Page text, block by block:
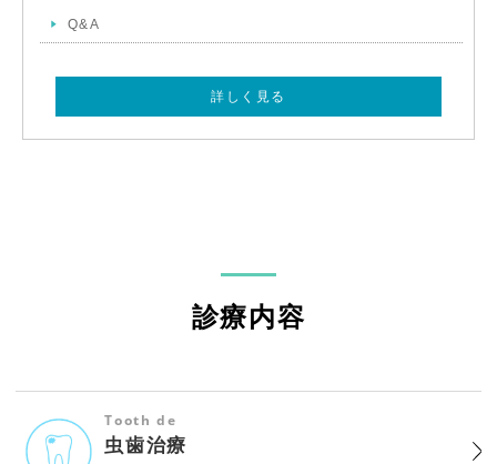
Q&A
詳しく見る
診療内容
Tooth de
虫歯治療